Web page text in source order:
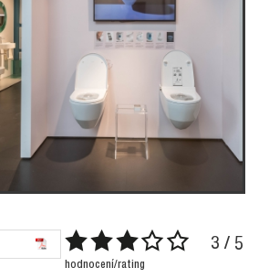
3 / 5
hodnocení/rating